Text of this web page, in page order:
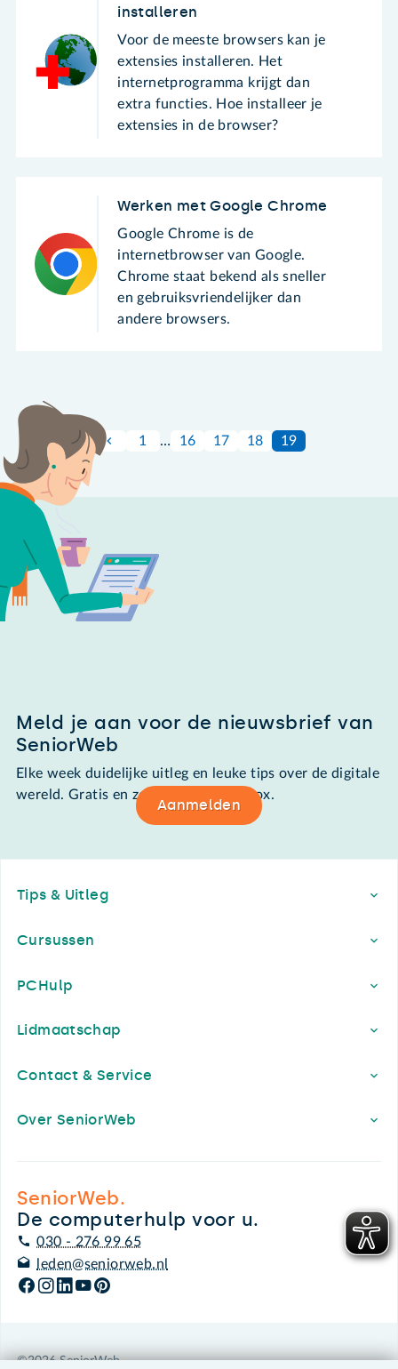
installeren
Voor de meeste browsers kan je
extensies installeren. Het
internetprogramma krijgt dan
extra functies. Hoe installeer je
extensies in de browser?
Werken met Google Chrome
Google Chrome is de
internetbrowser van Google.
Chrome staat bekend als sneller
en gebruiksvriendelijker dan
andere browsers.
1 … 16 17 18 19
Meld je aan voor de nieuwsbrief van
SeniorWeb
Elke week duidelijke uitleg en leuke tips over de digitale
wereld. Gratis en zomaar in de mailbox.
Aanmelden
Tips & Uitleg
Cursussen
PCHulp
Lidmaatschap
Contact & Service
Over SeniorWeb
SeniorWeb.
De computerhulp voor u.
030 - 276 99 65
leden@seniorweb.nl
©2026 SeniorWeb